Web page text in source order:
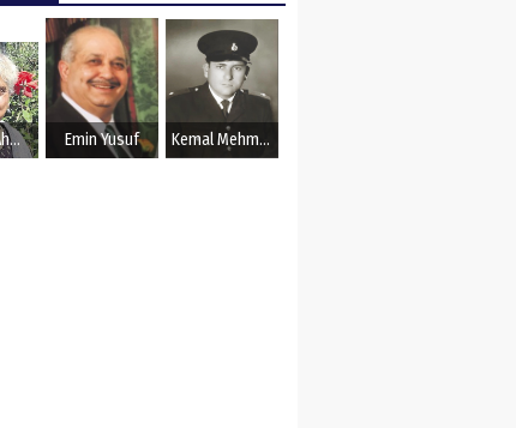
Şerife Ahmet Emin Yusuf Kemal Mehmet Kanmaz